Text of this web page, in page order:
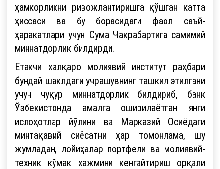
ҳамкорликни ривожлантиришга қўшган катта
ҳиссаси ва бу борасидаги фаол саъй-
ҳаракатлари учун Сума Чакрабартига самимий
миннатдорлик билдирди.
Етакчи халқаро молиявий институт раҳбари
бундай шаклдаги учрашувнинг ташкил этилгани
учун чуқур миннатдорлик билдириб, банк
Ўзбекистонда амалга оширилаётган янги
ислоҳотлар йўлини ва Марказий Осиёдаги
минтақавий сиёсатни ҳар томонлама, шу
жумладан, лойиҳалар портфели ва молиявий-
техник кўмак ҳажмини кенгайтириш орқали